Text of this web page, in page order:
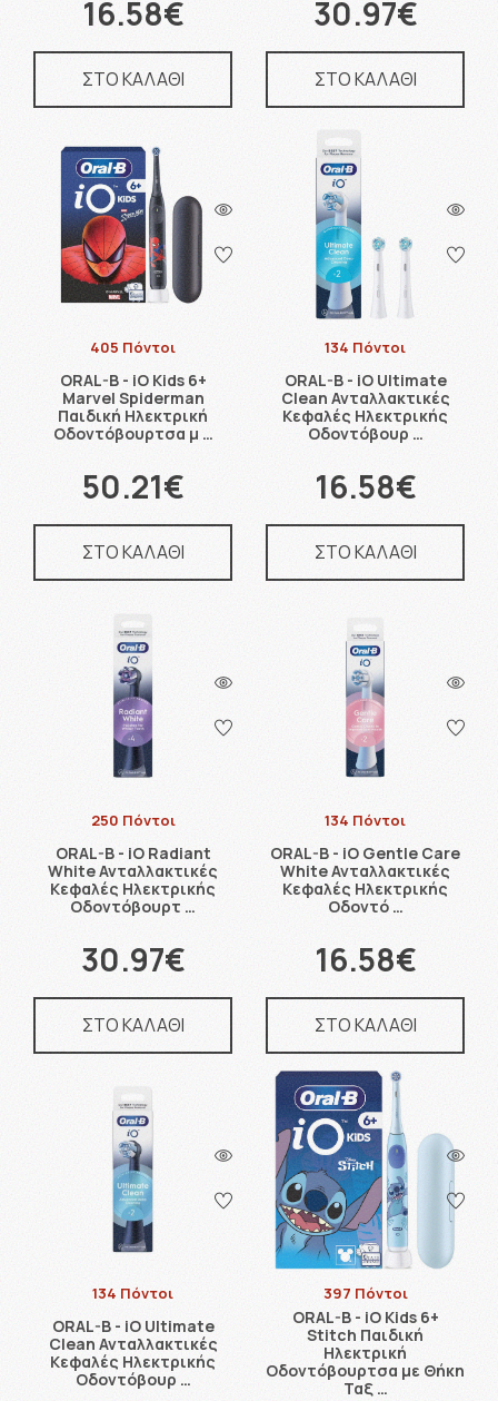
16.58€
ΣΤΟ ΚΑΛΑΘΙ
30.97€
ΣΤΟ ΚΑΛΑΘΙ
405 Πόντοι
ORAL-B - iO Kids 6+
Marvel Spiderman
Παιδική Ηλεκτρική
Οδοντόβουρτσα μ …
50.21€
ΣΤΟ ΚΑΛΑΘΙ
134 Πόντοι
ORAL-B - iO Ultimate
Clean Ανταλλακτικές
Κεφαλές Ηλεκτρικής
Οδοντόβουρ …
16.58€
ΣΤΟ ΚΑΛΑΘΙ
250 Πόντοι
ORAL-B - iO Radiant
White Ανταλλακτικές
Κεφαλές Ηλεκτρικής
Οδοντόβουρτ …
30.97€
ΣΤΟ ΚΑΛΑΘΙ
134 Πόντοι
ORAL-B - iO Gentle Care
White Ανταλλακτικές
Κεφαλές Ηλεκτρικής
Οδοντό …
16.58€
ΣΤΟ ΚΑΛΑΘΙ
134 Πόντοι
ORAL-B - iO Ultimate
Clean Ανταλλακτικές
Κεφαλές Ηλεκτρικής
Οδοντόβουρ …
397 Πόντοι
ORAL-B - iO Kids 6+
Stitch Παιδική
Ηλεκτρική
Οδοντόβουρτσα με Θήκη
Ταξ …